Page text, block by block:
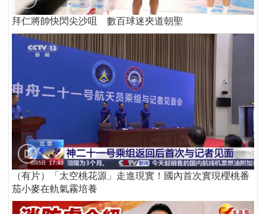
拜仁將帥快閃尖沙咀 數百球迷夾道朝聖
（有片）「太空桃花源」走進現實！國內首次實現櫻桃番
茄小麥在軌氣霧培養